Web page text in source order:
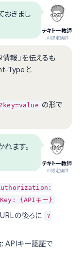
テキトー教師
.AI認定講師
おきまし
情報」を伝えるも
Typeと
?key=value の形で
テキトー教師
.AI認定講師
ます。
{APIキー}
の後ろに
?
: APIキー認証で